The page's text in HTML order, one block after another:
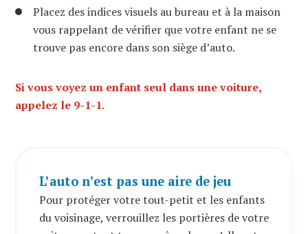
Placez des indices visuels au bureau et à la maison
vous rappelant de vérifier que votre enfant ne se
trouve pas encore dans son siège d’auto.
Si vous voyez un enfant seul dans une voiture,
appelez le 9-1-1.
L’auto n’est pas une aire de jeu
Pour protéger votre tout-petit et les enfants
du voisinage, verrouillez les portières de votre